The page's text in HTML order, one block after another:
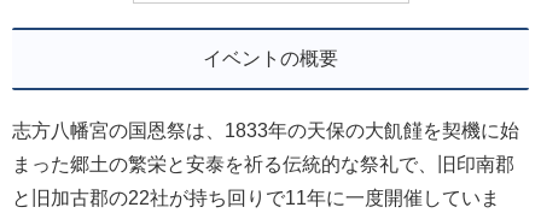
イベントの概要
志方八幡宮の国恩祭は、1833年の天保の大飢饉を契機に始
まった郷土の繁栄と安泰を祈る伝統的な祭礼で、旧印南郡
と旧加古郡の22社が持ち回りで11年に一度開催していま